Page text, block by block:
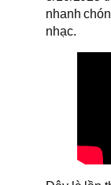
nhanh
nhạc.